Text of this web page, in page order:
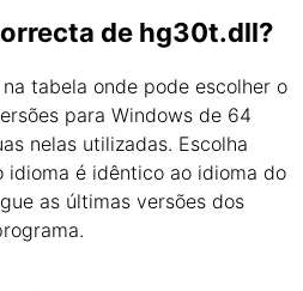
de hg30t.dll?
tabela onde pode escolher o
para Windows de 64
nelas utilizadas. Escolha
idioma é idêntico ao idioma do
as últimas versões dos